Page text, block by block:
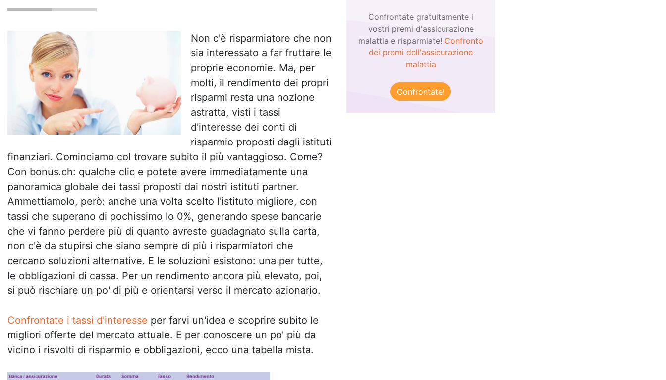
Non c'è risparmiatore che non
sia interessato a far fruttare le
proprie economie. Ma, per
molti, il rendimento dei propri
risparmi resta una nozione
astratta, visti i tassi
d'interesse dei conti di
risparmio proposti dagli istituti
finanziari. Cominciamo col trovare subito il più vantaggioso. Come?
Con bonus.ch: qualche clic e potete avere immediatamente una
panoramica globale dei tassi proposti dai nostri istituti partner.
Ammettiamolo, però: anche una volta scelto l'istituto migliore, con
tassi che superano di pochissimo lo 0%, generando spese bancarie
che vi fanno perdere più di quanto avreste guadagnato sulla carta,
non c'è da stupirsi che siano sempre di più i risparmiatori che
cercano soluzioni alternative. E le soluzioni esistono: una per tutte,
le obbligazioni di cassa. Per un rendimento ancora più elevato, poi,
si può rischiare un po' di più e orientarsi verso il mercato azionario.
Confrontate i tassi d'interesse per farvi un'idea e scoprire subito le
migliori offerte del mercato attuale. E per conoscere un po' più da
vicino i risvolti di risparmio e obbligazioni, ecco una tabella mista.
Confrontate gratuitamente i
vostri premi d'assicurazione
malattia e risparmiate! Confronto
dei premi dell'assicurazione
malattia
Confrontate!